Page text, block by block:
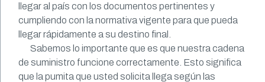
llegar al país con los documentos pertinentes y
cumpliendo con la normativa vigente para que pueda
llegar rápidamente a su destino final.
Sabemos lo importante que es que nuestra cadena
de suministro funcione correctamente. Esto significa
que la pumita que usted solicita llega según las